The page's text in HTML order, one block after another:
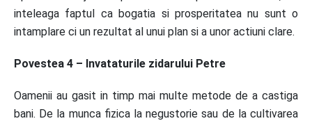
inteleaga faptul ca bogatia si prosperitatea nu sunt o
intamplare ci un rezultat al unui plan si a unor actiuni clare.
Povestea 4 – Invataturile zidarului Petre
Oamenii au gasit in timp mai multe metode de a castiga
bani. De la munca fizica la negustorie sau de la cultivarea